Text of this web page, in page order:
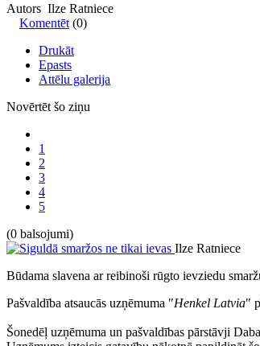
Autors Ilze Ratniece
Komentēt (0)
Drukāt
Epasts
Attēlu galerija
Novērtēt šo ziņu
1
2
3
4
5
(0 balsojumi)
Ilze Ratniece
Būdama slavena ar reibinoši rūgto ievziedu
Pašvaldība atsaucās uzņēmuma "Henkel Latvia"
Šonedēļ uzņēmuma un pašvaldības pārstāvji